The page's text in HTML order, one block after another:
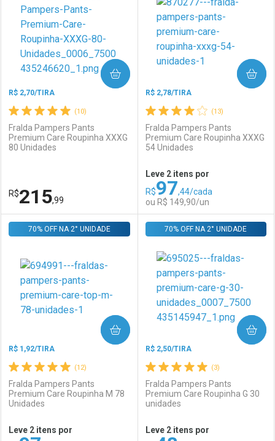
Laboratório
Comprar sem Desconto
Por R$ 149,90/cada
Por Menos
Por R$ 149,90/cada
Laboratório
Comprar sem Desconto
Por R$ 74,99/cada
Por Menos
Comprar sem Desconto
Por R$ 74,99/cada
(10)
R$ 2,70/TIRA
Fralda Pampers Pants
Premium Care Roupinha XXXG
80 Unidades
R$215,99
COMPRAR
FECHAR
Laboratório
FECHAR
Por Menos
(13)
R$ 2,78/TIRA
Fralda Pampers Pants
Premium Care Roupinha XXXG
54 Unidades
Leve 2 itens por
R$97,44/cada
ou R$ 149,90/un
COMPRAR
Laboratório
Por Menos
(12)
R$ 1,92/TIRA
Fralda Pampers Pants
Premium Care Roupinha M 78
Unidades
70% OFF NA 2° UNIDADE
Leve 2 itens por
COMPRAR
(3)
R$ 2,50/TIRA
Fralda Pampers Pants
Premium Care Roupinha G 30
unidades
70% OFF NA 2° UNIDADE
Leve 2 itens por
COMPRAR